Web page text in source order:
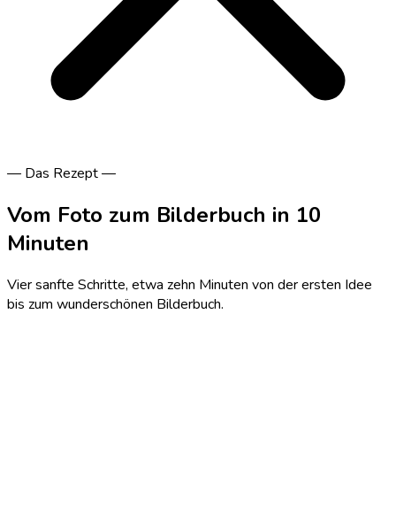
— Das Rezept—
Vom Foto zum Bilderbuch in 10
Minuten
Vier sanfte Schritte, etwa zehn Minuten von der ersten Idee
bis zum wunderschönen Bilderbuch.